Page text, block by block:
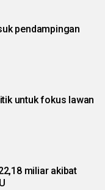
pendampingan
untuk fokus lawan
miliar akibat